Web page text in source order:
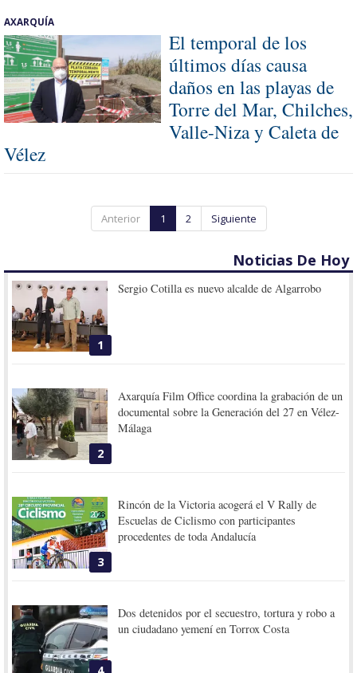
AXARQUÍA
El temporal de los
últimos días causa
daños en las playas de
Torre del Mar, Chilches,
Valle-Niza y Caleta de
Vélez
Anterior 1 2 Siguiente
Noticias De Hoy
1
Sergio Cotilla es nuevo alcalde de Algarrobo
2
Axarquía Film Office coordina la grabación de un
documental sobre la Generación del 27 en Vélez-
Málaga
3
Rincón de la Victoria acogerá el V Rally de
Escuelas de Ciclismo con participantes
procedentes de toda Andalucía
Dos detenidos por el secuestro, tortura y robo a
un ciudadano yemení en Torrox Costa